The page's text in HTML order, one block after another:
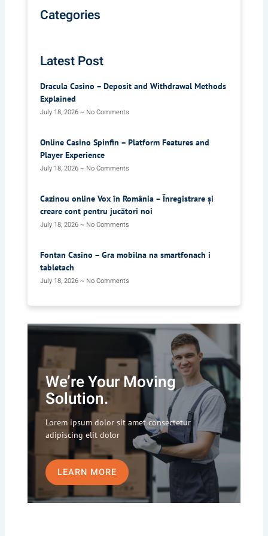
Categories
Latest Post
Dracula Casino – Deposit and Withdrawal Methods
Explained
July 18, 2026 No Comments
Online Casino Spinfin – Platform Features and
Player Experience
July 18, 2026 No Comments
Cazinou online Vox în România – Înregistrare și
creare cont pentru jucători noi
July 18, 2026 No Comments
Fontan Casino – Gra mobilna na smartfonach i
tabletach
July 18, 2026 No Comments
We’re Your Moving
Solution.
Lorem ipsum dolor sit amet consectetur
adipiscing elit dolor
LEARN MORE